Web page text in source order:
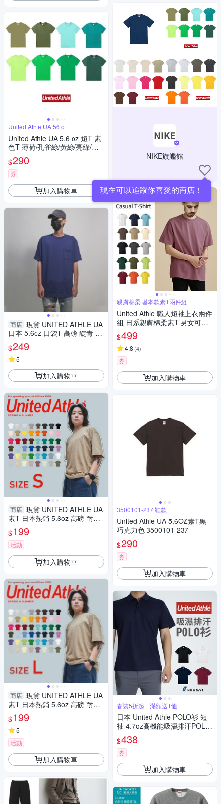
United Athle UA 56 o
United Athle UA 5.6 oz 短T 素
色T 薄荷/孔雀綠/黃綠/亮綠/愛
爾蘭綠/常春藤綠/淺橄欖/軍綠
$290
券
加入購物車
商店 現貨 UNITED ATHLE UA
日本 5.6oz 口袋T 高磅 靛青 短
T 男女 (布魯克林) 350060108
7
$249
5
加入購物車
商店 現貨 UNITED ATHLE UA
素T 日本熱銷 5.6oz 高磅 耐洗
多色 百搭 短T 男女 (布魯克林)
3500101- S號賣場
$199
活動
加入購物車
商店 現貨 UNITED ATHLE UA
素T 日本熱銷 5.6oz 高磅 耐洗
多色 百搭 短T 男女 3500101-
L號賣場
$199
5
活動
加入購物車
NIKE旗艦館
現在可以追蹤你喜愛的商店！
親膚棉柔 基本款素T兩件組
United Athle 職人短袖上衣兩件
組 日系親膚棉柔素T 男女可穿
休閒 百搭NB小紅書(時時樂限
定)
$499
4.8 (4)
券
加入購物車
3500101-237 鞋款
United Athle UA 5.6OZ素T黑
巧克力色 3500101-237
$290
券
加入購物車
春裝5折起，滿額送T恤
日本 United Athle POLO衫 短
袖 4.7oz高機能吸濕排汗POLO
衫 M-XL 多色 現貨【NoMorr
e】
$438
券
加入購物車